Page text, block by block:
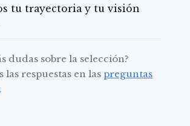
tu trayectoria y tu visión
dudas sobre la selección?
las respuestas en las preguntas
.